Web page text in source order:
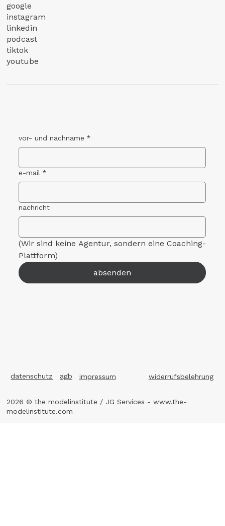
google
instagram
linkedin
podcast
tiktok
youtube
vor- und nachname *
e-mail *
nachricht
(Wir sind keine Agentur, sondern eine Coaching-
Plattform)
absenden
agb
datenschutz impressum widerrufsbelehrung
2026 © the modelinstitute / JG Services -www.the-
modelinstitute.com